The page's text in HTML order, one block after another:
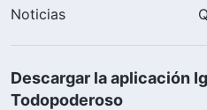
Noticias
Descargar la aplicación
Todopoderoso